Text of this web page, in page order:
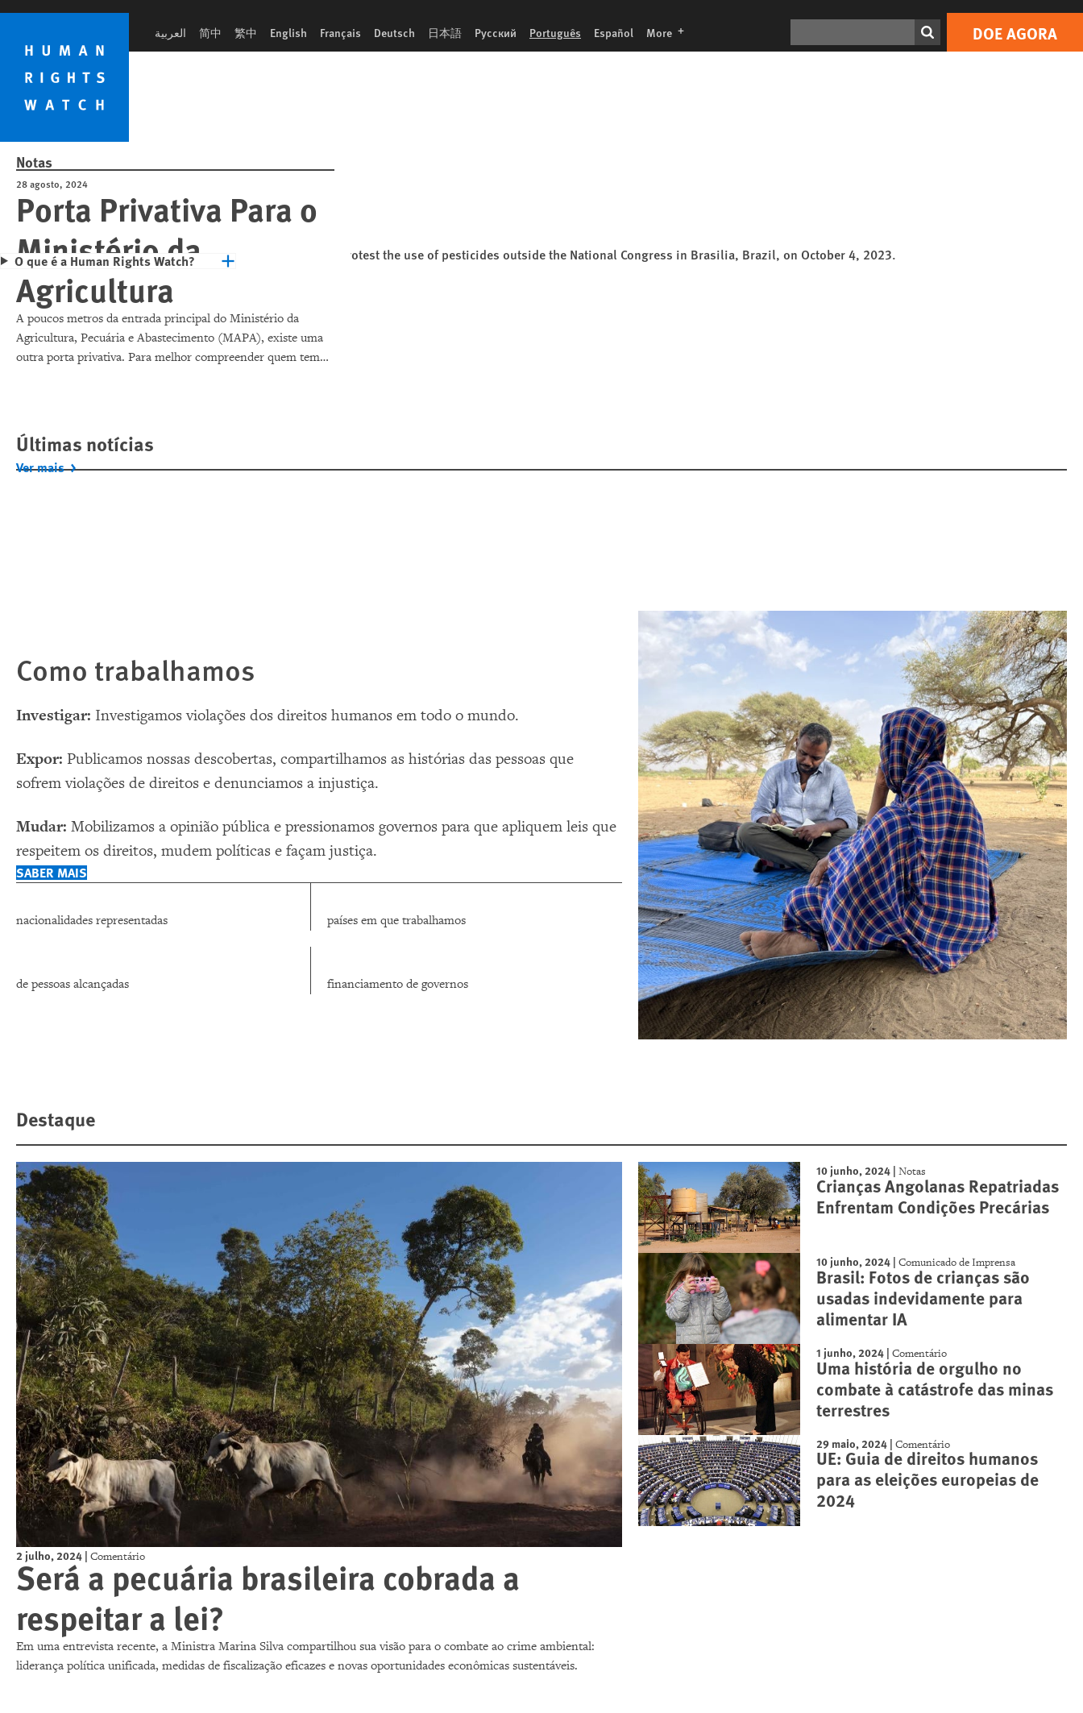
Skip
cookie
privacy
notice
Skip
main
content
العربية 简中 繁中 English Français Deutsch 日本語 Русский Português Español More languages DOE AGORA
Notas
28 agosto, 2024
Porta Privativa Para o
Ministério da
Agricultura
A poucos metros da entrada principal do Ministério da
Agricultura, Pecuária e Abastecimento (MAPA), existe uma
outra porta privativa. Para melhor compreender quem tem
Rights Watch ajudou a digitalizar e transformar 381 páginas
de uma lista de nomes manuscrita em um banco de dados
pesquisável.
O que é a Human Rights Watch?
Últimas notícias
Ver mais
Como trabalhamos
Investigar: Investigamos violações dos direitos humanos em todo o mundo.
Expor: Publicamos nossas descobertas, compartilhamos as histórias das pessoas que
sofrem violações de direitos e denunciamos a injustiça.
Mudar: Mobilizamos a opinião pública e pressionamos governos para que apliquem leis que
respeitem os direitos, mudem políticas e façam justiça.
SABER MAIS
nacionalidades representadas países em que trabalhamos
de pessoas alcançadas financiamento de governos
Destaque
2 julho, 2024 | Comentário
Será a pecuária brasileira cobrada a
respeitar a lei?
Em uma entrevista recente, a Ministra Marina Silva compartilhou sua visão para o combate ao crime ambiental:
liderança política unificada, medidas de fiscalização eficazes e novas oportunidades econômicas sustentáveis.
10 junho, 2024| Notas
Crianças Angolanas Repatriadas
Enfrentam Condições Precárias
10 junho, 2024| Comunicado de Imprensa
Brasil: Fotos de crianças são
usadas indevidamente para
alimentar IA
1 junho, 2024| Comentário
Uma história de orgulho no
combate à catástrofe das minas
terrestres
29 maio, 2024| Comentário
UE: Guia de direitos humanos
para as eleições europeias de
2024